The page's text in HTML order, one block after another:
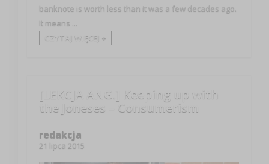
banknote is worth less than it was a few decades ago.
It means ...
CZYTAJ WIĘCEJ +
[LEKCJA ANG.] Keeping up with
the Joneses – Consumerism
redakcja
21 lipca 2015